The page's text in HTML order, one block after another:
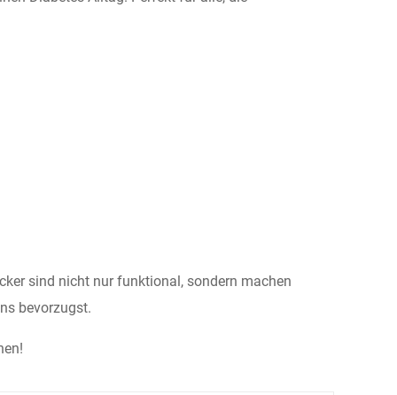
sind nicht nur funktional, sondern machen
bevorzugst.